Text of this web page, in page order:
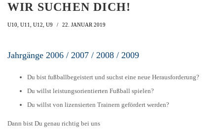
WIR SUCHEN DICH!
U10 U11 U12 U9 22. JANUAR 2019
Jahrgänge 2006 / 2007 / 2008 / 2009
Du bist fußballbegeistert und suchst eine neue Herausforderung?
Du willst leistungsorientierten Fußball spielen?
Du willst von lizensierten Trainern gefördert werden?
Dann bist Du genau richtig bei uns